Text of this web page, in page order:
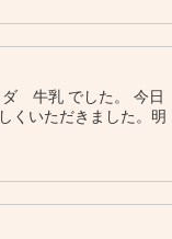
牛乳 でした。 今日
くいただきました。明